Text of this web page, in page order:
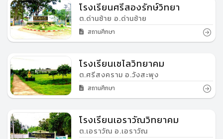
โรงเรียนศรีสองรักษ์วิทยา
ต.ด่านซ้าย อ.ด่านซ้าย
สถานศึกษา
โรงเรียนเซไลวิทยาคม
ต.ศรีสงคราม อ.วังสะพุง
สถานศึกษา
โรงเรียนเอราวัณวิทยาคม
ต.เอราวัณ อ.เอราวัณ